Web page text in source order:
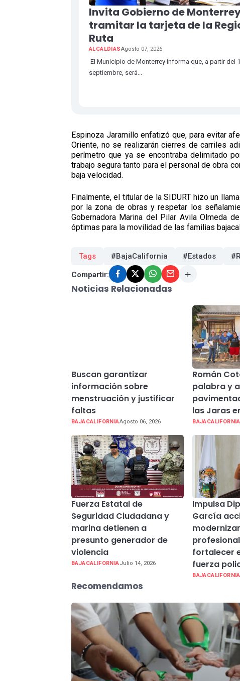
Invita Gobierno de
tramitar la tarjeta de la
Ruta
ALCALDIASAgosto 07, 2026
El Municipio de Monterrey informa que, a partir del
septiembre, será...
Espinoza Jaramillo enfatizó que, para evitar
Oriente, no se realizarán cierres de carriles
perímetro que ya se encontraba delimitado
trabajo segura tanto para el personal de obra
baja velocidad.
Finalmente, el titular de la SIDURT hizo un
por la zona de obras y respetar los
Gobernadora Marina del Pilar Avila Olmeda
óptimas para la movilidad de las familias
Tags #BajaCalifornia #Estados
Compartir:
Noticias Relacionadas
Buscan garantizar
información sobre
menstruación y justificar
faltas
BAJACALIFORNIAAgosto 06, 2026
Román
palabra y
las Jaras
BAJACALIFORNIA
Fuerza Estatal de
Seguridad Ciudadana y
marina detienen a
presunto generador de
violencia
BAJACALIFORNIAJulio 14, 2026
Impulsa
García
fortalecer
fuerza
BAJACALIFORNIA
Recomendamos